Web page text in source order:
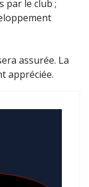
par le club ;
assurée. La
appréciée.